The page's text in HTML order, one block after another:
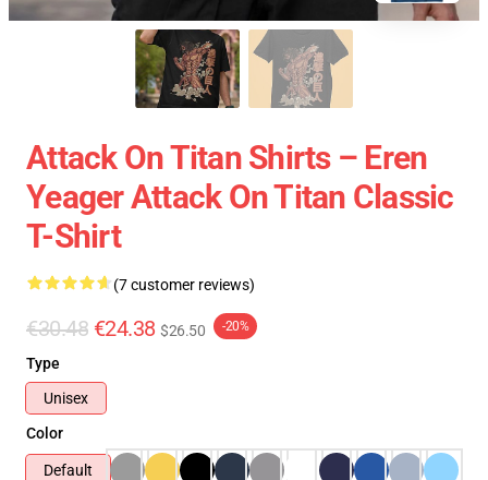
Attack On Titan Shirts – Eren
Yeager Attack On Titan Classic
T-Shirt
(7 customer reviews)
€30.48 €24.38 $26.50 -20%
Type
Unisex
Color
Default